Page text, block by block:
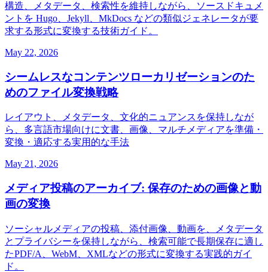
構造、メタデータ、検索性を維持しながら、ソースドキュメ
ントを Hugo、Jekyll、MkDocs などの類似ジェネレータが要
求する形式に変換する技術ガイド。
May 22, 2026
シームレスなコンテンツローカリゼーションのた
めのファイル変換戦略
レイアウト、メタデータ、文化的ニュアンスを保持しなが
ら、多言語市場向けに文書、画像、マルチメディアを準備・
変換・適応する実用的な手法
May 21, 2026
メディア投稿のアーカイブ: 保存のための画像と動
画の変換
ソーシャルメディアの投稿、添付画像、動画を、メタデータ
とプライバシーを保持しながら、検索可能で長期保存に適し
たPDF/A、WebM、XMLなどの形式に変換する実践的ガイ
ド。